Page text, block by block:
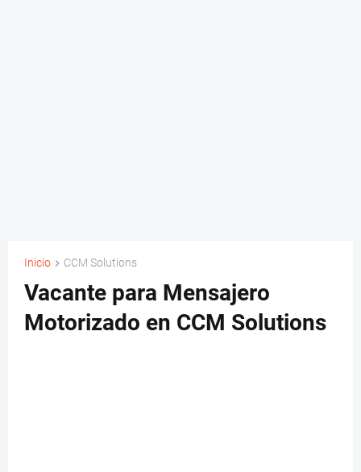
Inicio CCM Solutions
Vacante para Mensajero
Motorizado en CCM Solutions